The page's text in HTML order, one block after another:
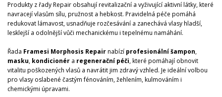
Produkty z řady Repair obsahují revitalizační a vyživující aktivní látky, které
navracejí vlasům sílu, pružnost a hebkost. Pravidelná péče pomáhá
redukovat lámavost, usnadňuje rozčesávání a zanechává vlasy hladší,
lesklejší a odolnější vůči mechanickému i tepelnému namáhání.
Řada Framesi Morphosis Repairnabízí profesionálníšampon,
masku, kondicionér a regenerační péči, které pomáhají obnovit
vitalitu poškozených vlasů a navrátit jim zdravý vzhled. Je ideální volbou
pro vlasy oslabené častým fénováním, žehlením, kulmováním i
chemickými úpravami.